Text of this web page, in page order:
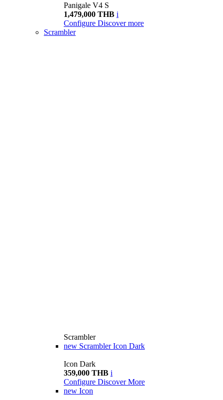
Panigale V4 S
1,479,000 THB i
Configure Discover more
Scrambler
Scrambler
new Scrambler Icon Dark
Icon Dark
359,000 THB i
Configure Discover More
new Icon